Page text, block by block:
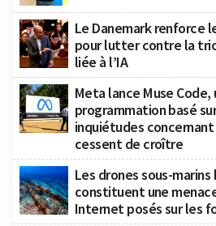
Le Danemark renforce
pour lutter contre la
liée à l’IA
Meta lance Muse
programmation basé
inquiétudes concernant
cessent de croître
Les drones sous-marins
constituent une
Internet posés sur les